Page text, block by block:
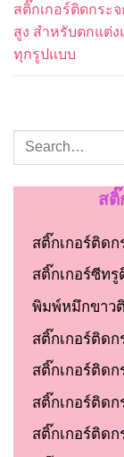
สติ๊กเกอร์ติดกระ
สูง สำหรับตกแต่
ทุกรูปแบบ
สติ๊
สติ๊กเกอร์ติด
สติ๊กเกอร์ซีทรู
พิมพ์หมึกขาว
สติ๊กเกอร์ติดก
สติ๊กเกอร์ติด
สติ๊กเกอร์ติดก
สติ๊กเกอร์ติดก